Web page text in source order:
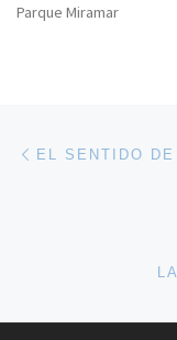
Parque Miramar